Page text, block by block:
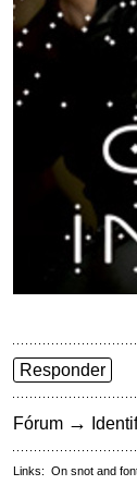
Responder
Fórum →
Links: On snot and